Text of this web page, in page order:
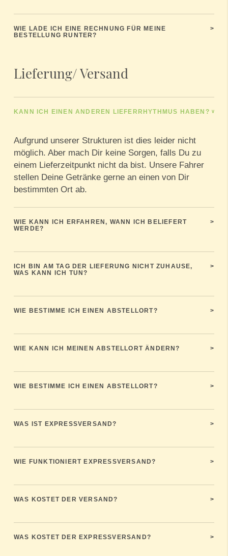
WIE LADE ICH EINE RECHNUNG FÜR MEINE
BESTELLUNG RUNTER?
>
Lieferung/ Versand
KANN ICH EINEN ANDEREN LIEFERRHYTHMUS HABEN?>
Aufgrund unserer Strukturen ist dies leider nicht
möglich. Aber mach Dir keine Sorgen, falls Du zu
einem Lieferzeitpunkt nicht da bist. Unsere Fahrer
stellen Deine Getränke gerne an einen von Dir
bestimmten Ort ab.
WIE KANN ICH ERFAHREN, WANN ICH BELIEFERT
WERDE?
>
ICH BIN AM TAG DER LIEFERUNG NICHT ZUHAUSE,
WAS KANN ICH TUN?
>
WIE BESTIMME ICH EINEN ABSTELLORT? >
WIE KANN ICH MEINEN ABSTELLORT ÄNDERN? >
WIE BESTIMME ICH EINEN ABSTELLORT? >
WAS IST EXPRESSVERSAND? >
WIE FUNKTIONIERT EXPRESSVERSAND? >
WAS KOSTET DER VERSAND? >
WAS KOSTET DER EXPRESSVERSAND? >